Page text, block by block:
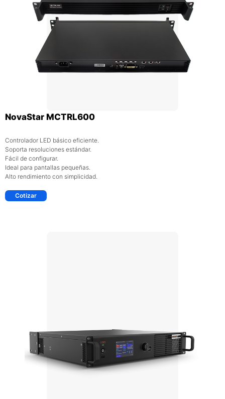
NovaStar MCTRL600
Controlador LED básico eficiente.
Soporta resoluciones estándar.
Fácil de configurar.
Ideal para pantallas pequeñas.
Alto rendimiento con simplicidad.
Cotizar